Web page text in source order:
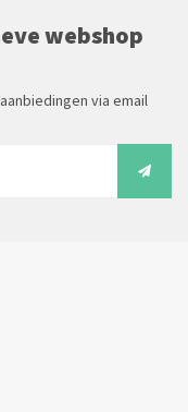
webshop
via email